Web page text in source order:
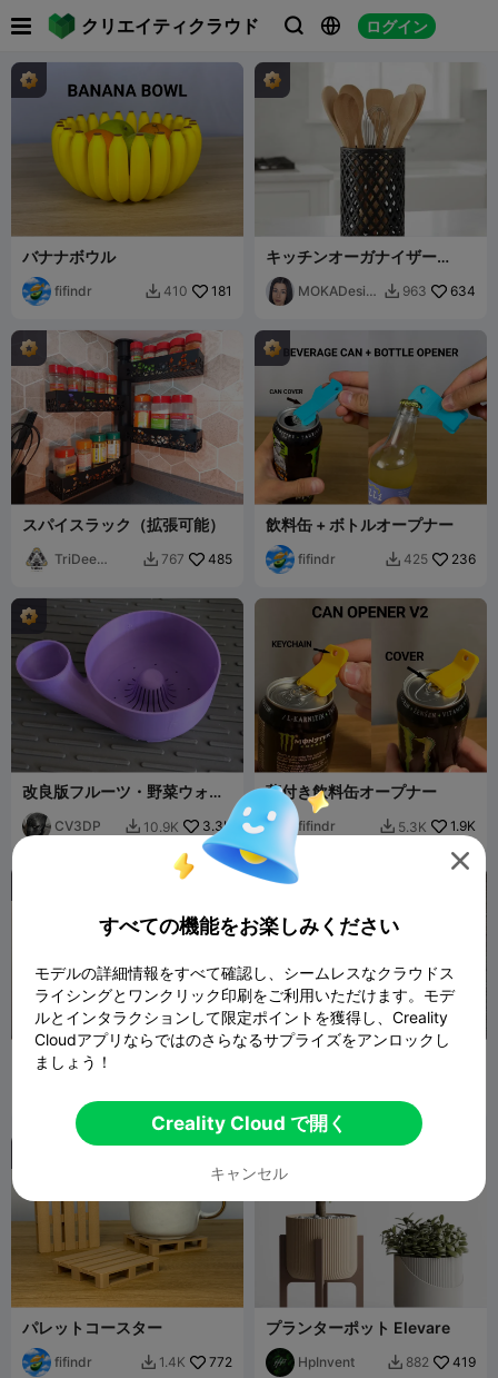
クリエイティクラウド   ログイン
バナナボウル
fifindr  410 181
キッチンオーガナイザー
Baloo - MOKA Design
MOKADesig
 963 634
スパイスラック（拡張可能）
TriDee
 767 485
飲料缶 + ボトルオープナー
fifindr  425 236
改良版フルーツ・野菜ウォッ
シャー V3
CV3DP  10.9K 3.3K
蓋付き飲料缶オープナー
fifindr  5.3K 1.9K
ボトル用ねじ込み式漏斗セッ
パレットコースター
fifindr  1.4K 772
プランターポット Elevare
HpInvent  882 419

すべての機能をお楽しみください
モデルの詳細情報をすべて確認し、シームレスなクラウドス
ライシングとワンクリック印刷をご利用いただけます。モデ
ルとインタラクションして限定ポイントを獲得し、Creality
Cloudアプリならではのさらなるサプライズをアンロックし
ましょう！
Creality Cloud で開く
キャンセル